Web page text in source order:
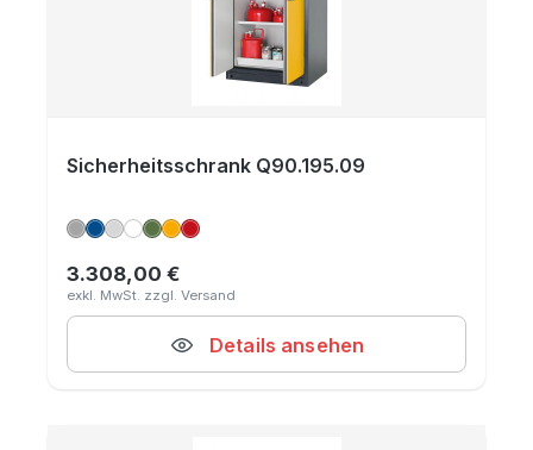
Sicherheitsschrank Q90.195.09
Regulärer Preis:
3.308,00 €
Details ansehen